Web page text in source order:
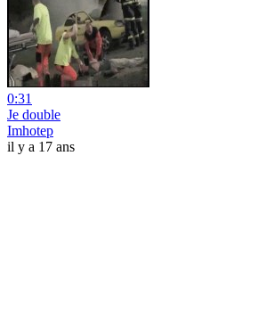
0:31
Je double
Imhotep
il y a 17 ans